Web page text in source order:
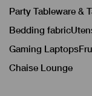
Party Tableware &
Bedding fabric
Gaming Laptops
Chaise Lounge